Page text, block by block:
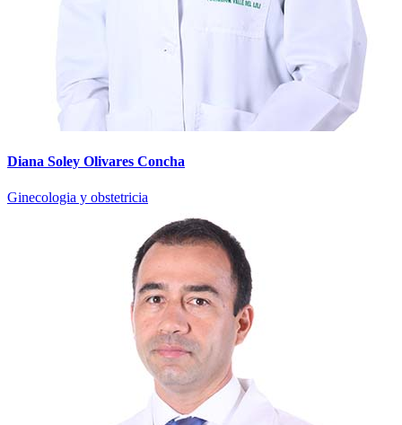
Diana Soley Olivares Concha
Ginecologia y obstetricia